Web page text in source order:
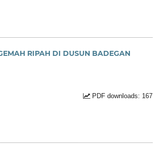
RIPAH DI DUSUN BADEGAN
PDF downloads: 167